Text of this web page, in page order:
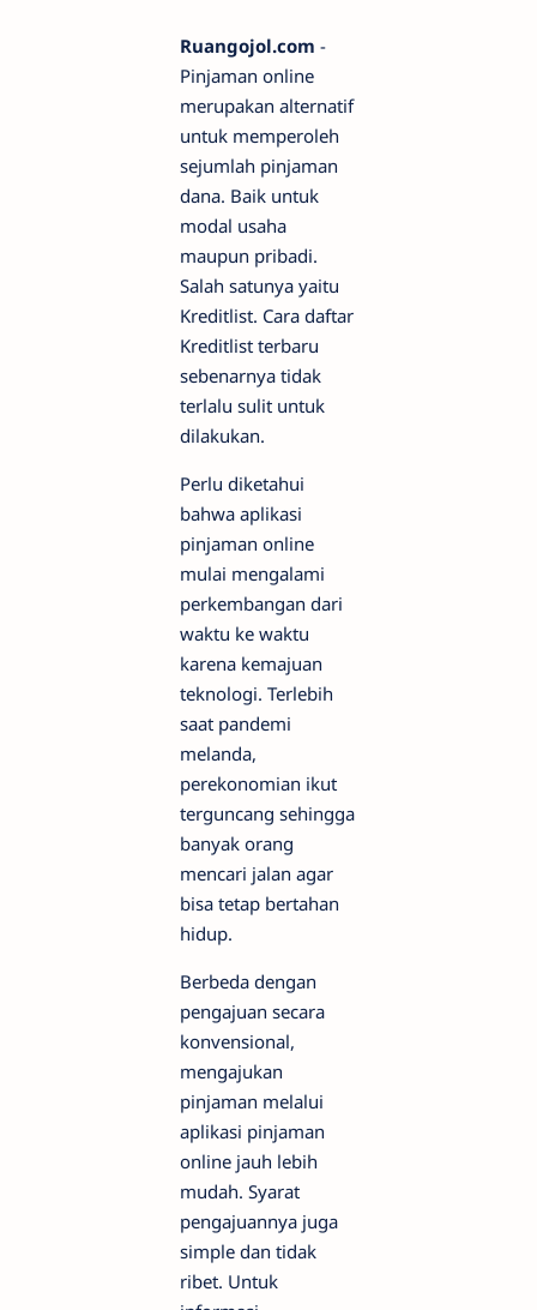
Ruangojol.com -
Pinjaman online
merupakan alternatif
untuk memperoleh
sejumlah pinjaman
dana. Baik untuk
modal usaha
maupun pribadi.
Salah satunya yaitu
Kreditlist. Cara daftar
Kreditlist terbaru
sebenarnya tidak
terlalu sulit untuk
dilakukan.
Perlu diketahui
bahwa aplikasi
pinjaman online
mulai mengalami
perkembangan dari
waktu ke waktu
karena kemajuan
teknologi. Terlebih
saat pandemi
melanda,
perekonomian ikut
terguncang sehingga
banyak orang
mencari jalan agar
bisa tetap bertahan
hidup.
Berbeda dengan
pengajuan secara
konvensional,
mengajukan
pinjaman melalui
aplikasi pinjaman
online jauh lebih
mudah. Syarat
pengajuannya juga
simple dan tidak
ribet. Untuk